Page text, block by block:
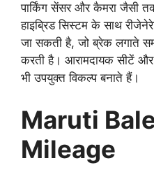
पार्किंग सेंसर और कैमरा जैसी
हाइब्रिड सिस्टम के साथ
जा सकती है, जो ब्रेक लगाते
करती है। आरामदायक सीटें और
भी उपयुक्त विकल्प बनाते हैं।
Maruti
Mileage